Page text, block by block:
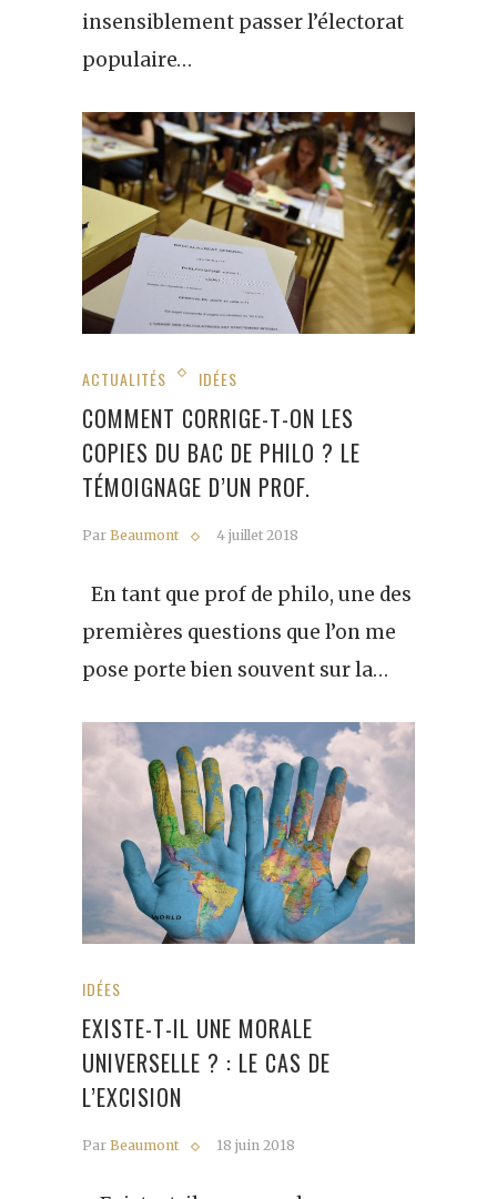
insensiblement passer l’électorat
populaire…
ACTUALITÉS IDÉES
COMMENT CORRIGE-T-ON LES
COPIES DU BAC DE PHILO ? LE
TÉMOIGNAGE D’UN PROF.
Par Beaumont 4 juillet 2018
En tant que prof de philo, une des
premières questions que l’on me
pose porte bien souvent sur la…
IDÉES
EXISTE-T-IL UNE MORALE
UNIVERSELLE ? : LE CAS DE
L’EXCISION
Par Beaumont 18 juin 2018